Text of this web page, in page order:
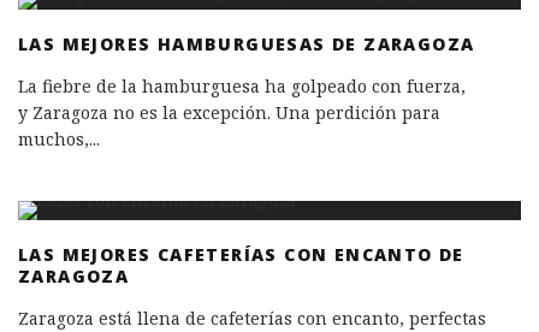
LAS MEJORES HAMBURGUESAS DE ZARAGOZA
La fiebre de la hamburguesa ha golpeado con fuerza,
y Zaragoza no es la excepción. Una perdición para
muchos,...
LAS MEJORES CAFETERÍAS CON ENCANTO DE
ZARAGOZA
Zaragoza está llena de cafeterías con encanto, perfectas